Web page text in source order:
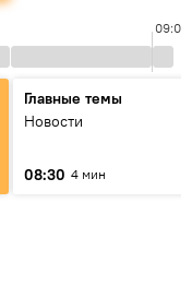
09:00
Главные темы
Новости
08:30 4 мин